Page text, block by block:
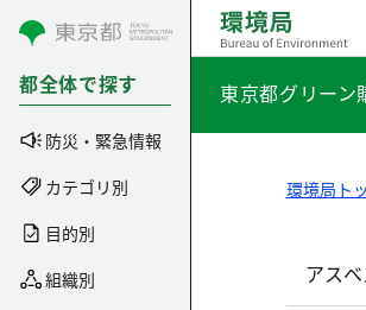
コンテンツにスキップ
都全体で探す
防災・緊急情報
カテゴリ別
目的別
組織別
東京都グリーン
環境局ト
アス